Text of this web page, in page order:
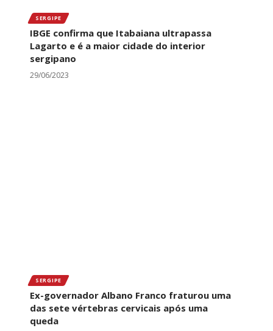
SERGIPE
IBGE confirma que Itabaiana ultrapassa
Lagarto e é a maior cidade do interior
sergipano
29/06/2023
SERGIPE
Ex-governador Albano Franco fraturou uma
das sete vértebras cervicais após uma
queda